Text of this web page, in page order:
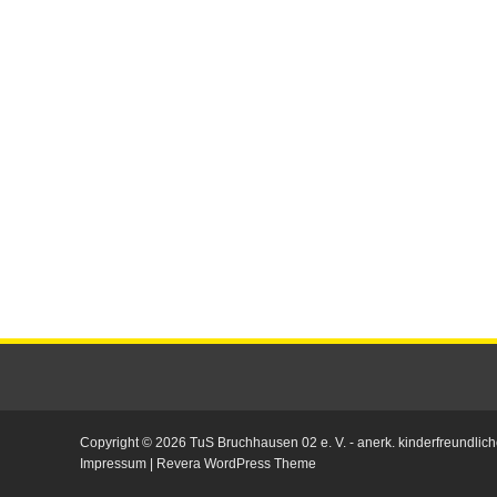
Copyright © 2026 TuS Bruchhausen 02 e. V. - anerk.
Impressum
Revera WordPress Theme